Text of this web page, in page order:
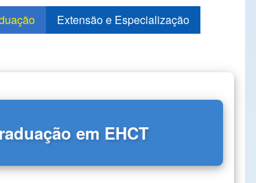
Extensão e Especialização
em EHCT